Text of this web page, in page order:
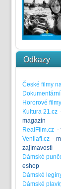
Odkazy
České filmy
Hororové filmy
Kultura 21.cz
magazín
RealFilm.cz -
Venilafi.cz -
zajímavostí
Dámské
eshop
Dámské
Dámské